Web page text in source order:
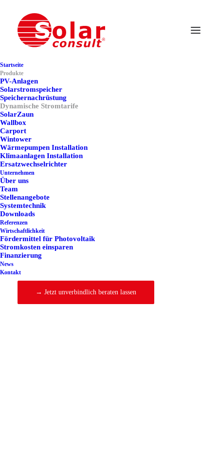
Startseite
Produkte
PV-Anlagen
Solarstromspeicher
Speichernachrüstung
Dynamische Stromtarife
SolarZaun
Wallbox
Carport
Wintower
Wärmepumpen Installation
Klimaanlagen Installation
Ersatzwechselrichter
Unternehmen
Über uns
Team
Stellenangebote
Systemtechnik
Downloads
Referenzen
Wirtschaftlichkeit
Fördermittel für Photovoltaik
Stromkosten einsparen
Finanzierung
News
Kontakt
Dynamische Stromtarife
und All-in-One-Lösungen
von SolarConsult
In einer Zeit steigender Energiepreise und wachsender
Anforderungen an Nachhaltigkeit wird die intelligente
Steuerung von Stromverbrauch und Produktion immer
wichtiger. Als führender Anbieter von Photovoltaikanlagen
in der Region Ludwigsburg, geht SolarConsult nun eine
innovative Partnerschaft mit SpotMyEnergy ein. Dadurch
wird Kunden eine zukunftsweisende Komplettlösung für Ihr
Energiemanagement angeboten. Diese umfasst die
Installation von Photovoltaikanlagen, Speichern, Wallboxen
sowie die Integration eines dynamischen Stromtarifs, eines
Smart Meters und eines intelligenten Home Energy
Management Systems (HEMS).
→ Jetzt unverbindlich beraten lassen